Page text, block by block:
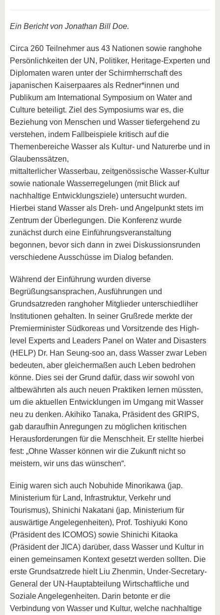
Ein Bericht von Jonathan Bill Doe.
Circa 260 Teilnehmer aus 43 Nationen sowie ranghohe
Persönlichkeiten der UN, Politiker, Heritage-Experten und
Diplomaten waren unter der Schirmherrschaft des
japanischen Kaiserpaares als Redner*innen und
Publikum am International Symposium on Water and
Culture beteiligt. Ziel des Symposiums war es, die
Beziehung von Menschen und Wasser tiefergehend zu
verstehen, indem Fallbeispiele kritisch auf die
Themenbereiche Wasser als Kultur- und Naturerbe und in
Glaubenssätzen,
mittalterlicher Wasserbau, zeitgenössische Wasser-Kultur
sowie nationale Wasserregelungen (mit Blick auf
nachhaltige Entwicklungsziele) untersucht wurden.
Hierbei stand Wasser als Dreh- und Angelpunkt stets im
Zentrum der Überlegungen. Die Konferenz wurde
zunächst durch eine Einführungsveranstaltung
begonnen, bevor sich dann in zwei Diskussionsrunden
verschiedene Ausschüsse im Dialog befanden.
Während der Einführung wurden diverse
Begrüßungsansprachen, Ausführungen und
Grundsatzreden ranghoher Mitglieder unterschiedliher
Institutionen gehalten. In seiner Grußrede merkte der
Premierminister Südkoreas und Vorsitzende des High-
level Experts and Leaders Panel on Water and Disasters
(HELP) Dr. Han Seung-soo an, dass Wasser zwar Leben
bedeuten, aber gleichermaßen auch Leben bedrohen
könne. Dies sei der Grund dafür, dass wir sowohl von
altbewährten als auch neuen Praktiken lernen müssten,
um die aktuellen Entwicklungen im Umgang mit Wasser
neu zu denken. Akihiko Tanaka, Präsident des GRIPS,
gab daraufhin Anregungen zu möglichen kritischen
Herausforderungen für die Menschheit. Er stellte hierbei
fest: „Ohne Wasser können wir die Zukunft nicht so
meistern, wir uns das wünschen“.
Einig waren sich auch Nobuhide Minorikawa (jap.
Ministerium für Land, Infrastruktur, Verkehr und
Tourismus), Shinichi Nakatani (jap. Ministerium für
auswärtige Angelegenheiten), Prof. Toshiyuki Kono
(Präsident des ICOMOS) sowie Shinichi Kitaoka
(Präsident der JICA) darüber, dass Wasser und Kultur in
einen gemeinsamen Kontext gesetzt werden sollten. Die
erste Grundsatzrede hielt Liu Zhenmin, Under-Secretary-
General der UN-Hauptabteilung Wirtschaftliche und
Soziale Angelegenheiten. Darin betonte er die
Verbindung von Wasser und Kultur, welche nachhaltige